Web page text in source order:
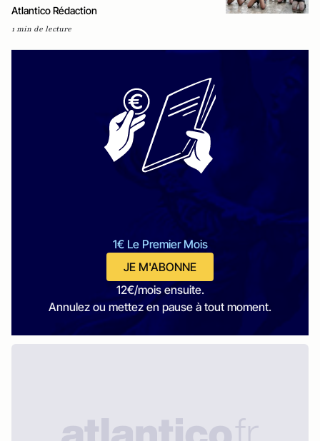
Atlantico Rédaction
1 min de lecture
1€ Le Premier Mois
JE M'ABONNE
12€/mois ensuite.
Annulez ou mettez en pause à tout moment.